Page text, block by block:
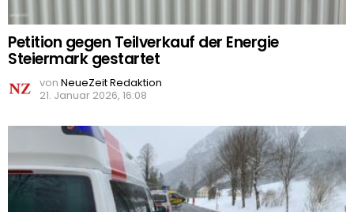
Petition gegen Teilverkauf der Energie
Steiermark gestartet
von NeueZeit Redaktion
21. Januar 2026, 16:08